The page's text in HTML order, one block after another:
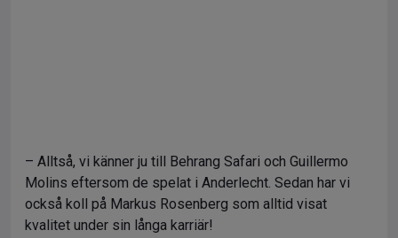
– Alltså, vi känner ju till Behrang Safari och Guillermo
Molins eftersom de spelat i Anderlecht. Sedan har vi
också koll på Markus Rosenberg som alltid visat
kvalitet under sin långa karriär!